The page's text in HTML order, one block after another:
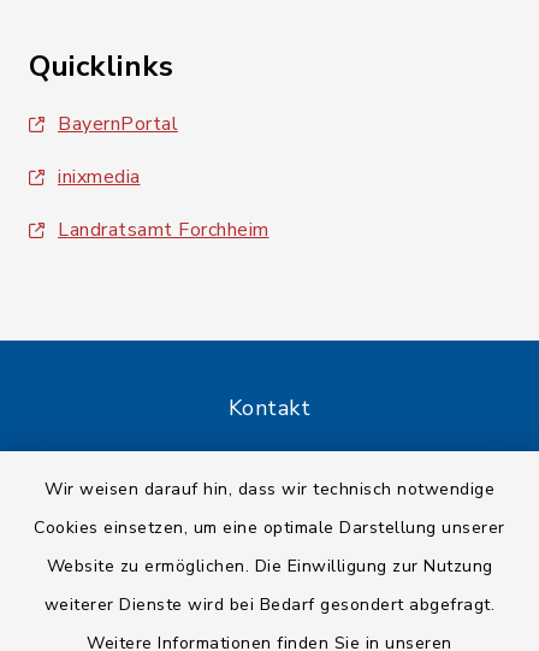
Wir weisen darauf hin, dass wir technisch notwendige
Cookies einsetzen, um eine optimale Darstellung unserer
Website zu ermöglichen. Die Einwilligung zur Nutzung
weiterer Dienste wird bei Bedarf gesondert abgefragt.
Weitere Informationen finden Sie in unseren
Quicklinks
BayernPortal
inixmedia
Landratsamt Forchheim
Kontakt
Datenschutz
Impressum